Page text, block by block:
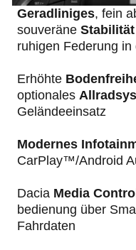
Geradliniges, fein
souveräne Stabilität
ruhigen Federung in
Erhöhte
optionales
Geländeeinsatz
Modernes
CarPlay™/Android
Dacia Media
bedienung über
Fahrdaten